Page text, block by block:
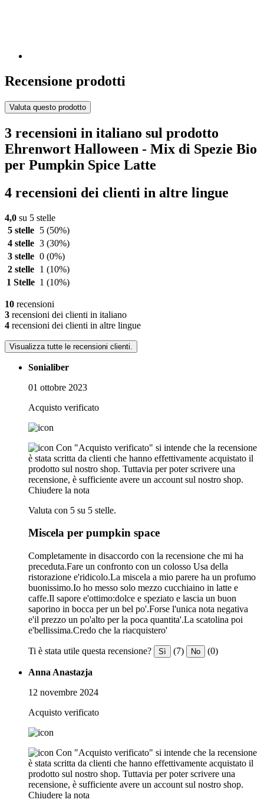
Recensione prodotti
Valuta questo prodotto
3 recensioni in italiano sul prodotto
Ehrenwort Halloween - Mix di Spezie Bio
per Pumpkin Spice Latte
4 recensioni dei clienti in altre lingue
4,0 su 5 stelle
5 stelle
5 (50%)
4 stelle 3 (30%)
3 stelle 0 (0%)
2 stelle
1 (10%)
1 Stelle 1 (10%)
10 recensioni
3 recensioni dei clienti in italiano
4 recensioni dei clienti in altre lingue
Visualizza tutte le recensioni clienti.
Sonialiber
01 ottobre 2023
Acquisto verificato
Con "Acquisto verificato" si intende che la recensione
è stata scritta da clienti che hanno effettivamente acquistato il
prodotto sul nostro shop. Tuttavia per poter scrivere una
recensione, è sufficiente avere un account sul nostro shop.
Chiudere la nota
Valuta con 5 su 5 stelle.
Miscela per pumpkin space
Completamente in disaccordo con la recensione che mi ha
preceduta.Fare un confronto con un colosso Usa della
ristorazione e'ridicolo.La miscela a mio parere ha un profumo
buonissimo.Io ho messo solo mezzo cucchiaino in latte e
caffe.Il sapore e'ottimo:dolce e speziato e lascia un buon
saporino in bocca per un bel po'.Forse l'unica nota negativa
e'il prezzo un po'alto per la poca quantita'.La scatolina poi
e'bellissima.Credo che la riacquistero'
Ti è stata utile questa recensione? Sì (7) No (0)
Anna Anastazja
12 novembre 2024
Acquisto verificato
Con "Acquisto verificato" si intende che la recensione
è stata scritta da clienti che hanno effettivamente acquistato il
prodotto sul nostro shop. Tuttavia per poter scrivere una
recensione, è sufficiente avere un account sul nostro shop.
Chiudere la nota